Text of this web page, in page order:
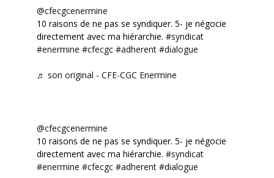
@cfecgcenermine
10 raisons de ne pas se syndiquer. 5- je négocie
directement avec ma hiérarchie. #syndicat
#enermine #cfecgc #adherent #dialogue
♬ son original - CFE-CGC Enermine
@cfecgcenermine
10 raisons de ne pas se syndiquer. 5- je négocie
directement avec ma hiérarchie. #syndicat
#enermine #cfecgc #adherent #dialogue